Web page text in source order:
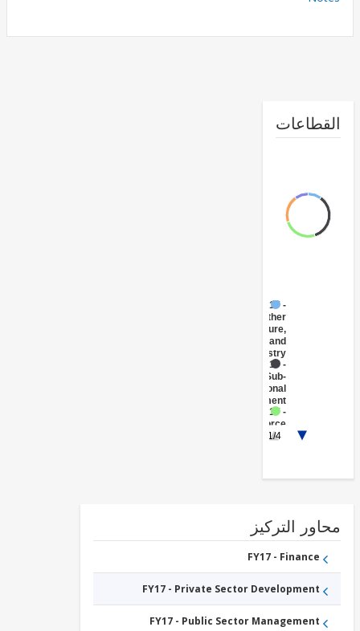
Agriculture,
Fishing and
Government
Workforce
Development
تمويلمؤسسات
الأعمال
الصغرى،
FY17 -
Supply,
Sanitation
and
Waste
التركيز
FY17 - Finance
FY17 - Private Sector Development
FY17 - Public Sector Management